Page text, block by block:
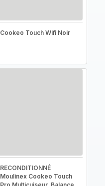
Cookeo Touch Wifi Noir
RECONDITIONNÉ
Moulinex Cookeo Touch